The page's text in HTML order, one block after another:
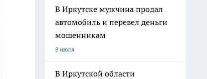
В Иркутске мужчина продал
автомобиль и перевел деньги
мошенникам
8 июля
В Иркутской области